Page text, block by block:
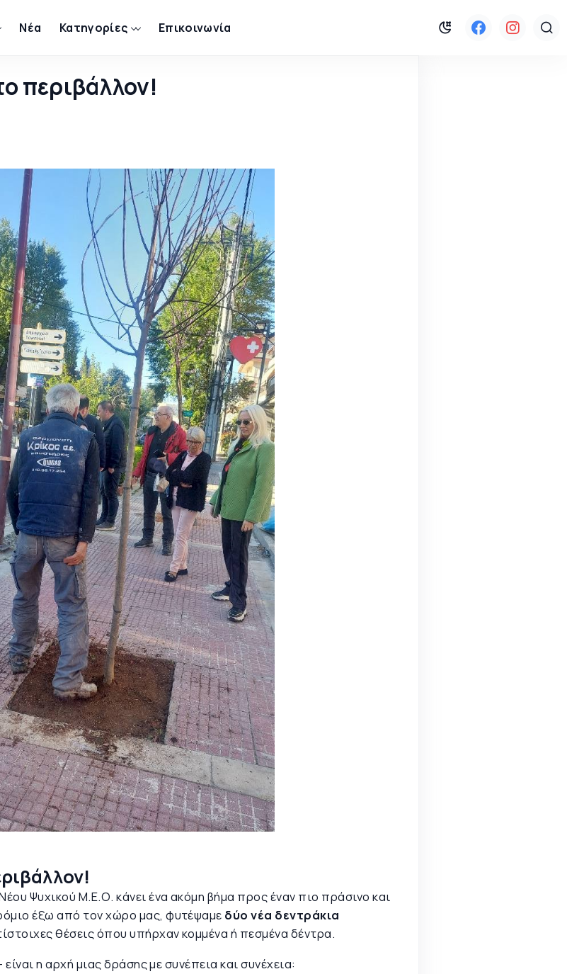
Νέα Κατηγορίες Επικοινωνία
περιβάλλον!
Ψυχικού Μ.Ε.Ο. κάνει ένα ακόμη βήμα προς έναν πιο πράσινο και
έξω από τον χώρο μας, φυτέψαμε δύο νέα δεντράκια
θέσεις όπου υπήρχαν κομμένα ή πεσμένα δέντρα.
η αρχή μιας δράσης με συνέπεια και συνέχεια: